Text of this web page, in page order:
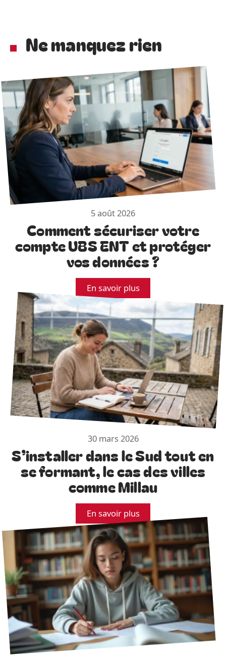
Ne manquez rien
5 août 2026
Comment sécuriser votre
compte UBS ENT et protéger
vos données ?
En savoir plus
30 mars 2026
S’installer dans le Sud tout en
se formant, le cas des villes
comme Millau
En savoir plus